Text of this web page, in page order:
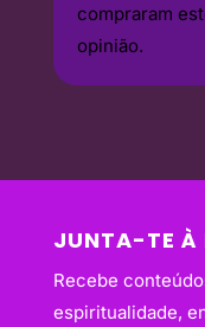
compraram
opinião.
JUNTA-TE À
Recebe
espiritualidade,